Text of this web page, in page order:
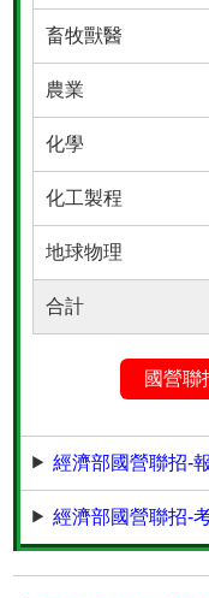
畜牧獸醫
農業
化學
化工製程
地球物理
合計
國營聯
經濟部國營聯招-
經濟部國營聯招-